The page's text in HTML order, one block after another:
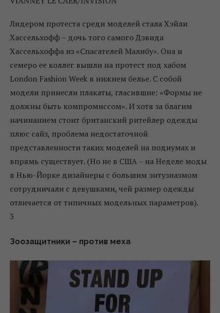
Лидером протеста среди моделей стала Хэйли
Хассельхофф – дочь того самого Дэвида
Хассельхоффа из «Спасателей Малибу». Она и
семеро ее коллег вышли на протест под хабом
London Fashion Week в нижнем белье. С собой
модели принесли плакаты, гласившие: «Формы не
должны быть компромиссом». И хотя за благим
начинанием стоит британский ритейлер одежды
плюс сайз, проблема недостаточной
представленности таких моделей на подиумах и
впрямь существует. (Но не в США – на Неделе моды
в Нью-Йорке дизайнеры с большим энтузиазмом
сотрудничали с девушками, чей размер одежды
отличается от типичных модельных параметров).
3
Зоозащитники – против меха